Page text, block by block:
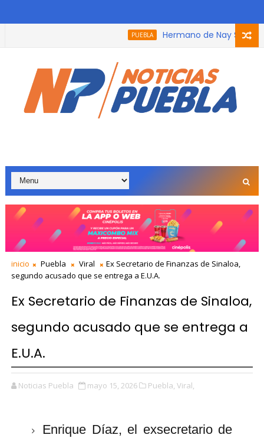
PUEBLA
Hermano de Nay Salvatori
inicio Puebla Viral
Ex Secretario de Finanzas de Sinaloa,
segundo acusado que se entrega a E.U.A.
Ex Secretario de Finanzas de Sinaloa,
segundo acusado que se entrega a
E.U.A.
Noticias Puebla mayo 15, 2026 Puebla, Viral,
Enrique Díaz, el exsecretario de